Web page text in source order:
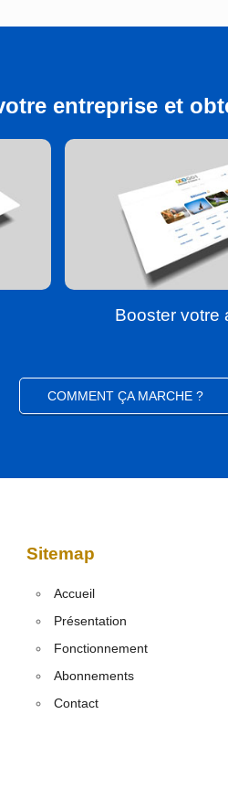
entreprise et
Booster votre
COMMENT ÇA MARCHE ?
Sitemap
Accueil
Présentation
Fonctionnement
Abonnements
Contact